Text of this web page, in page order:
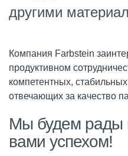
другими
Компания Farbstein
продуктивном
компетентных,
отвечающих за качество
Мы будем рады
вами успехом!